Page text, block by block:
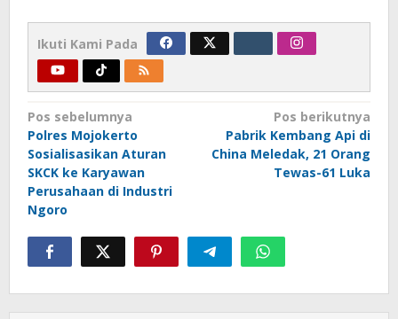
Ikuti Kami Pada
Navigasi
pos
Pos sebelumnya
Polres Mojokerto
Sosialisasikan Aturan
SKCK ke Karyawan
Perusahaan di Industri
Ngoro
Pos berikutnya
Pabrik Kembang Api di
China Meledak, 21 Orang
Tewas-61 Luka